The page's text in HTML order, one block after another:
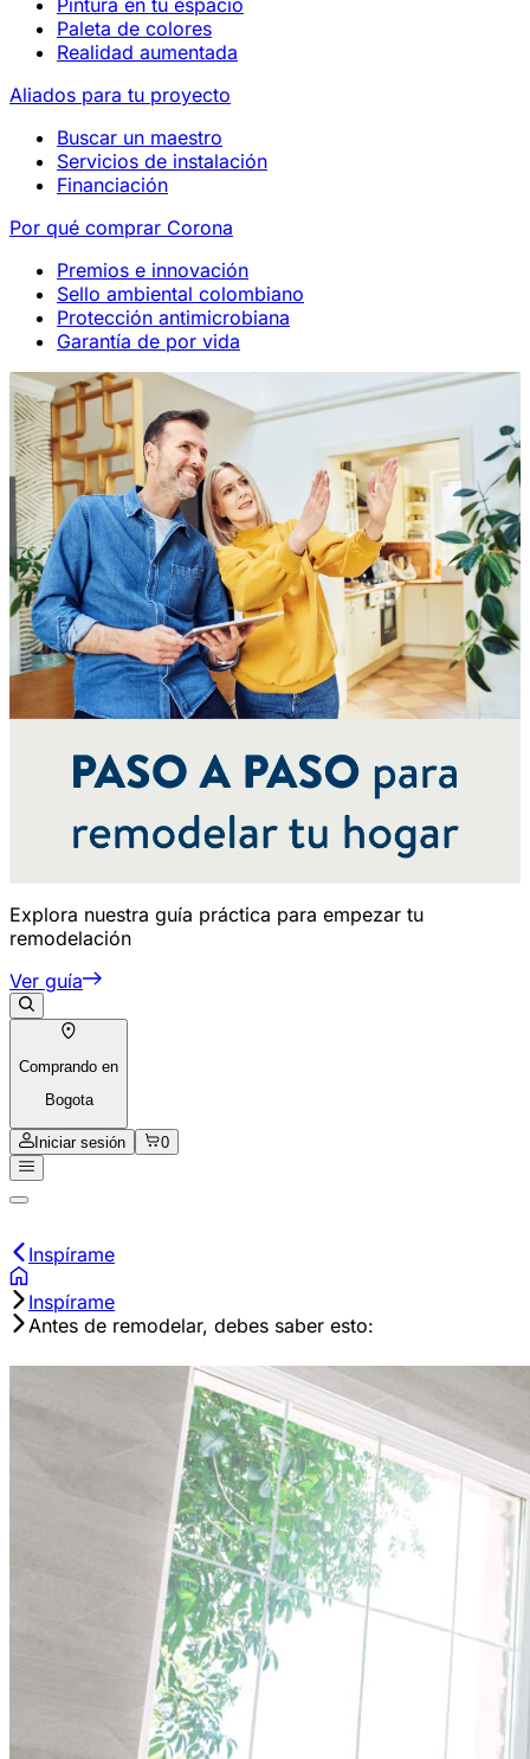
Pintura en tu espacio
Paleta de colores
Realidad aumentada
Aliados para tu proyecto
Buscar un maestro
Servicios de instalación
Financiación
Por qué comprar Corona
Premios e innovación
Sello ambiental colombiano
Protección antimicrobiana
Garantía de por vida
Explora nuestra guía práctica para empezar tu
remodelación
Ver guía
Comprando en
Bogota
Iniciar sesión 0
Inspírame
Inspírame
Antes de remodelar, debes saber esto: